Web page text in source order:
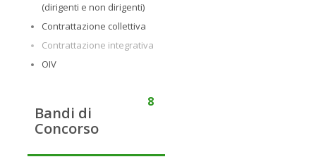
(dirigenti e non dirigenti)
Contrattazione collettiva
Contrattazione integrativa
OIV
8
Bandi di
Concorso